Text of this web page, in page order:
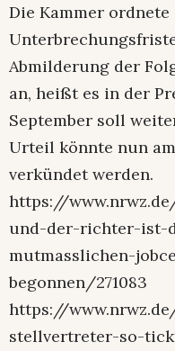
Die Kammer
Abmilderung der
an, heißt es in der
September soll
Urteil könnte nun am
verkündet werden.
https://
und-der-richter-ist-
mutmasslichen-
begonnen/271083
https://
stellvertreter-so-